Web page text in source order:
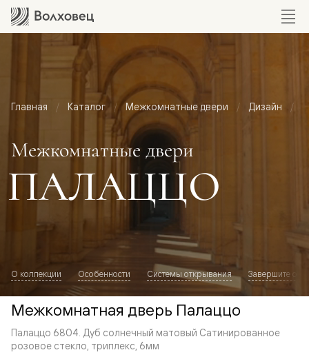
Главная Каталог Межкомнатные двери Дизайн
Межкомнатные двери
ПАЛАЦЦО
О коллекции Особенности Системы открывания Завершите
Межкомнатная дверь Палаццо
Палаццо 6804. Дуб солнечный матовый Сатинированное
розовое стекло, триплекс, 6мм